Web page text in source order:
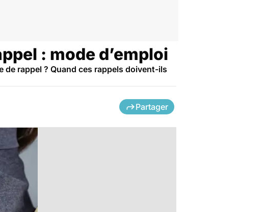
: mode d’emploi
rappel ? Quand ces rappels doivent-ils
Partager